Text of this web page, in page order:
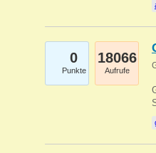
0
Punkte
18066
Aufrufe